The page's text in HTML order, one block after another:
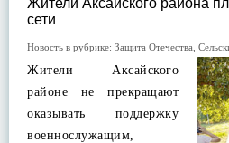
Жители Аксайского района
сети
Новость в рубрике: Защита Отечества
Жители Аксайского
районе не прекращают
оказывать поддержку
военнослужащим,